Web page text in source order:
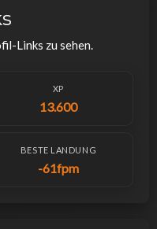
Links zu sehen.
XP
13.600
BESTE LANDUNG
-61fpm